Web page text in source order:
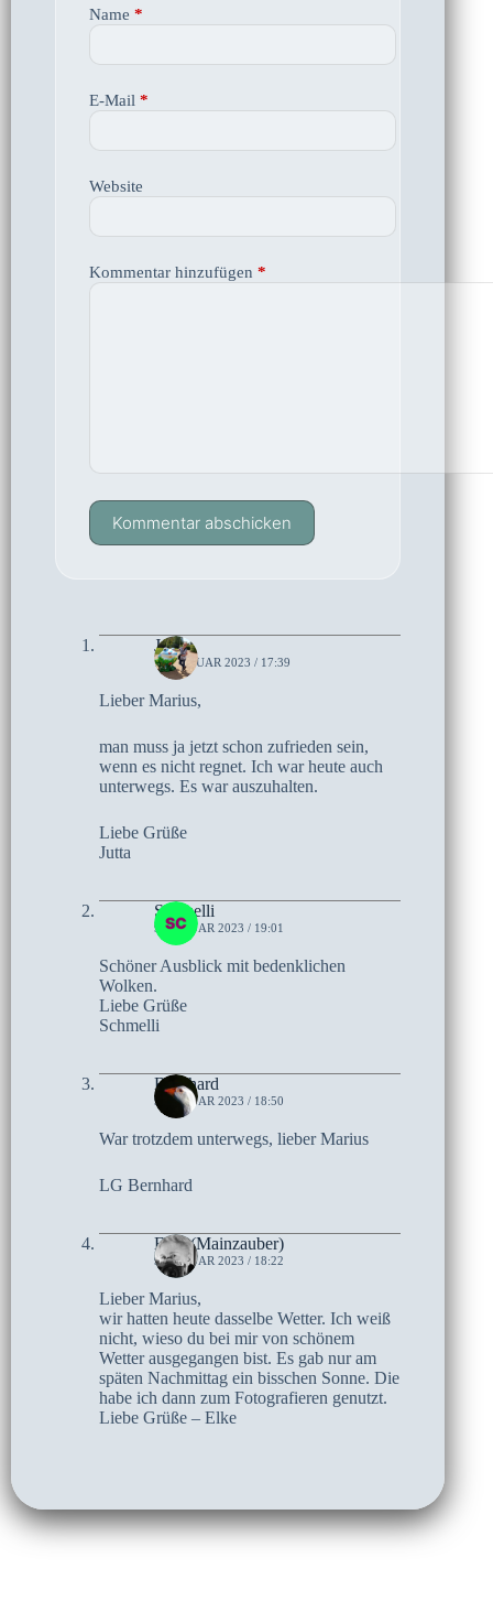
Name *
E-Mail *
Website
Kommentar hinzufügen *
Kommentar abschicken
Jutta
10. JANUAR 2023 / 17:39
Lieber Marius,
man muss ja jetzt schon zufrieden sein,
wenn es nicht regnet. Ich war heute auch
unterwegs. Es war auszuhalten.
Liebe Grüße
Jutta
Schmelli
9. JANUAR 2023 / 19:01
Schöner Ausblick mit bedenklichen
Wolken.
Liebe Grüße
Schmelli
Bernhard
9. JANUAR 2023 / 18:50
War trotzdem unterwegs, lieber Marius
LG Bernhard
Elke (Mainzauber)
9. JANUAR 2023 / 18:22
Lieber Marius,
wir hatten heute dasselbe Wetter. Ich weiß
nicht, wieso du bei mir von schönem
Wetter ausgegangen bist. Es gab nur am
späten Nachmittag ein bisschen Sonne. Die
habe ich dann zum Fotografieren genutzt.
Liebe Grüße – Elke